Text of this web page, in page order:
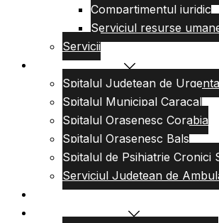
Compartimentul juridic
Serviciul resurse
Servicii
Reteaua sanitara
Spitalul Judetean de
Spitalul Municipal Caracal
Spitalul Orasenesc Corabia
Spitalul Orasenesc Bals
Spitalul de Psihiatrie Cronici
Serviciul Judetean de
Centre de permanenta